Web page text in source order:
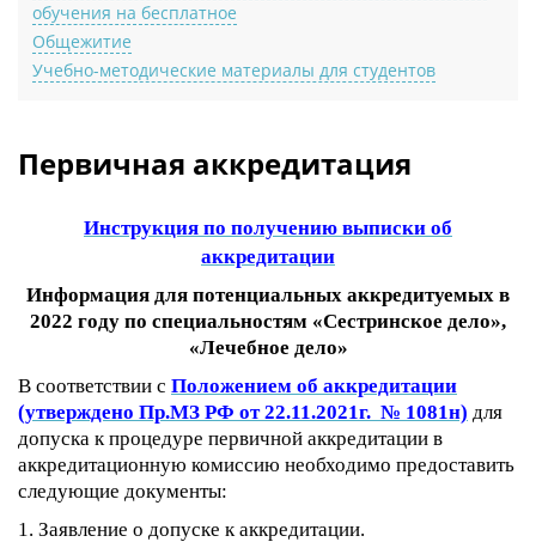
обучения на бесплатное
Общежитие
Учебно-методические материалы для студентов
Первичная аккредитация
Инструкция по получению выписки об
аккредитации
Информация для потенциальных аккредитуемых в
2022 году по специальностям «Сестринское дело»,
«Лечебное дело»
В соответствии с Положением об аккредитации
(утверждено Пр.МЗ РФ от 22.11.2021г. № 1081н) для
допуска к процедуре первичной аккредитации в
аккредитационную комиссию необходимо предоставить
следующие документы:
1. Заявление о допуске к аккредитации.